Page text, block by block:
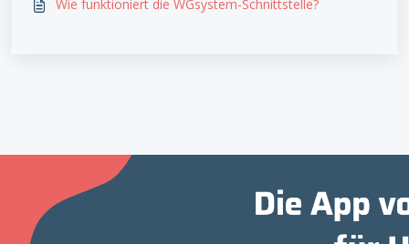
Wie funktioniert die WGsystem-Schnittstelle?